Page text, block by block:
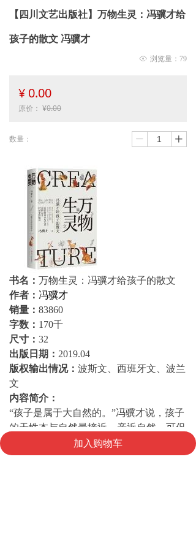
【四川文艺出版社】万物生灵：冯骥才给
孩子的散文 冯骥才
ꁖ 浏览量： 79
书名： 万物生灵：冯骥才给孩子的散文
作者： 冯骥才
销量： 83860
字数： 170千
尺寸： 32
出版日期： 2019.04
版权输出情况： 波斯文、西班牙文、波兰
文
内容简介：
“孩子是属于大自然的。”冯骥才说，孩子
的天性本与自然最接近，亲近自然，可促
进孩子的心灵天地丰富、健康。本书50篇
以纯真视角观察自然、植物、小动物、季
¥ 0.00
原价： ¥0.00
加入购物车
数量： ꄷ ꄸ
낙
购物车